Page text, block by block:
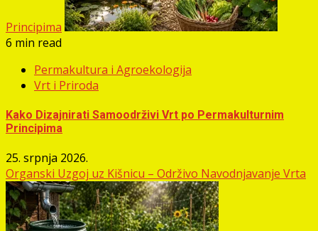
Principima
6 min read
Permakultura i Agroekologija
Vrt i Priroda
Kako Dizajnirati Samoodrživi Vrt po Permakulturnim
Principima
25. srpnja 2026.
Organski Uzgoj uz Kišnicu – Održivo Navodnjavanje Vrta